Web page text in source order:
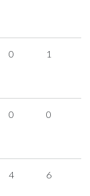
0 1
0 0
4 6